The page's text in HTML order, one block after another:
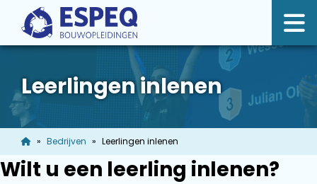
Leerlingen inlenen
Bedrijven Leerlingen inlenen
Wilt u een leerling inlenen?